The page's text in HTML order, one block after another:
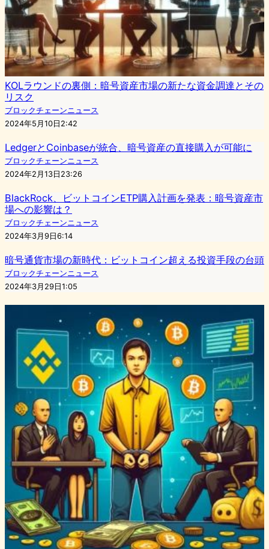
KOLラウンドの裏側：暗号資産市場の新たな資金調達とその
リスク
ブロックチェーンニュース
2024年5月10日2:42
LedgerとCoinbaseが統合、暗号資産の直接購入が可能に
ブロックチェーンニュース
2024年2月13日23:26
BlackRock、ビットコインETP購入計画を発表：暗号資産市
場への影響は？
ブロックチェーンニュース
2024年3月9日6:14
暗号通貨市場の新時代：ビットコイン超える投資手段の台頭
ブロックチェーンニュース
2024年3月29日1:05